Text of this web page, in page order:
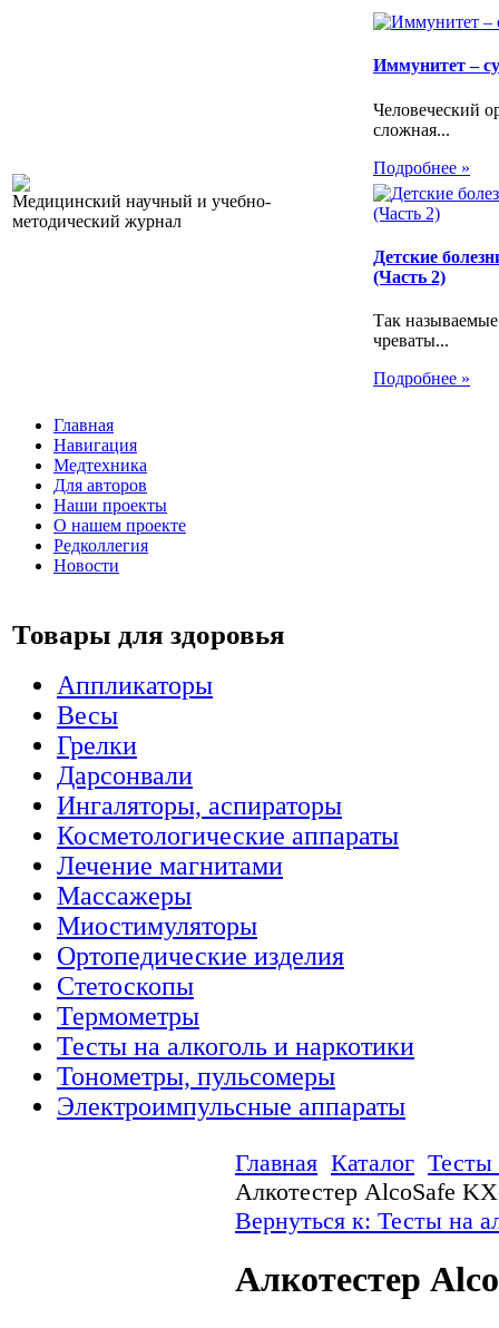
Медицинский научный и учебно-
методический журнал
Иммунитет –
Человеческий
сложная...
Подробнее »
Детские
(Часть 2)
Так
чреваты...
Подробнее »
Главная
Навигация
Медтехника
Для авторов
Наши проекты
О нашем проекте
Редколлегия
Новости
Товары для здоровья
Аппликаторы
Весы
Грелки
Дарсонвали
Ингаляторы, аспираторы
Косметологические аппараты
Лечение магнитами
Массажеры
Миостимуляторы
Ортопедические изделия
Стетоскопы
Термометры
Тесты на алкоголь и наркотики
Тонометры, пульсомеры
Электроимпульсные аппараты
Главная Каталог Тесты
Алкотестер AlcoSafe
Вернуться к: Тесты на
Алкотестер